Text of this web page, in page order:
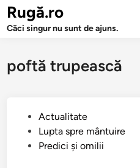
Sari
conținut
Rugă.ro
Căci singur nu sunt de ajuns.
poftă trupească
Actualitate
Lupta spre mântuire
Predici şi omilii